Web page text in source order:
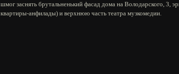
шмог заснять брутальненький фасад дома на Володарского,
квартиры-анфилады) и верхнюю часть театра музкомедии.